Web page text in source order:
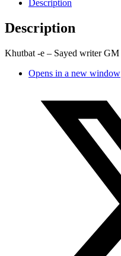
Description
Description
Opens in a new window